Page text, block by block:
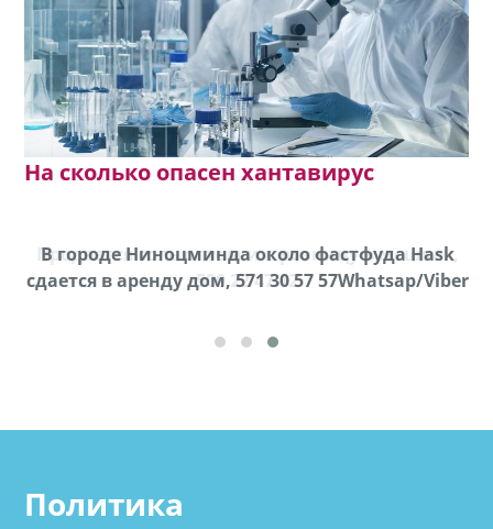
На сколько опасен хантавирус
Продается соль оптом и в розницу в мешках,
500 22 47 42
В городе Ниноцминда около фастфуда Hask
cдается в аренду дом, 571 30 57 57Whatsap/Viber
Политика